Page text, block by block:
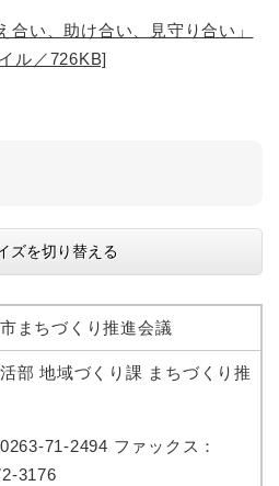
合い、助け合い、見守り合い」
ル／726KB]
ズを切り替える
まちづくり推進会議
部 地域づくり課 まちづくり推
71-2494 ファックス：
3176